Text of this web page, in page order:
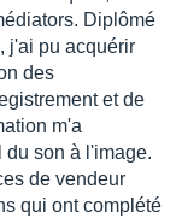
Diplômé
j'ai pu acquérir
des
et de
m'a
son à l'image.
de vendeur
qui ont complété